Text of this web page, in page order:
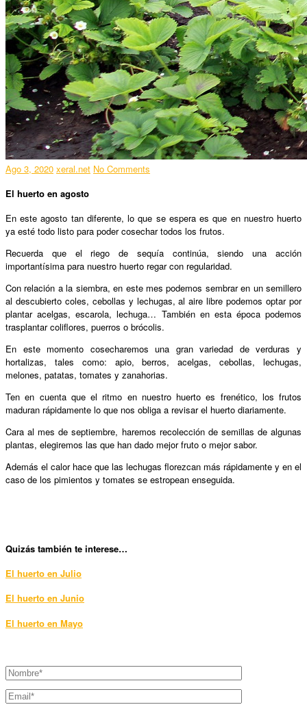
Ago 3, 2020 xeral.net No Comments
El huerto en agosto
En este agosto tan diferente, lo que se espera es que en nuestro huerto
ya esté todo listo para poder cosechar todos los frutos.
Recuerda que el riego de sequía continúa, siendo una acción
importantísima para nuestro huerto regar con regularidad.
Con relación a la siembra, en este mes podemos sembrar en un semillero
al descubierto coles, cebollas y lechugas, al aire libre podemos optar por
plantar acelgas, escarola, lechuga… También en esta época podemos
trasplantar coliflores, puerros o brócolis.
En este momento cosecharemos una gran variedad de verduras y
hortalizas, tales como: apio, berros, acelgas, cebollas, lechugas,
melones, patatas, tomates y zanahorias.
Ten en cuenta que el ritmo en nuestro huerto es frenético, los frutos
maduran rápidamente lo que nos obliga a revisar el huerto diariamente.
Cara al mes de septiembre, haremos recolección de semillas de algunas
plantas, elegiremos las que han dado mejor fruto o mejor sabor.
Además el calor hace que las lechugas florezcan más rápidamente y en el
caso de los pimientos y tomates se estropean enseguida.
Quizás también te interese…
El huerto en Julio
El huerto en Junio
El huerto en Mayo